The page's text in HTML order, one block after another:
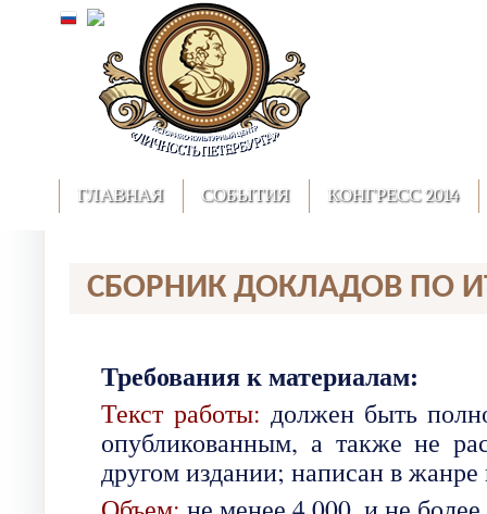
ГЛАВНАЯ СОБЫТИЯ КОНГРЕСС 2014
СБОРНИК ДОКЛАДОВ ПО
Требования к материалам:
Текст работы: должен быть
опубликованным, а также не
другом издании; написан в жанре